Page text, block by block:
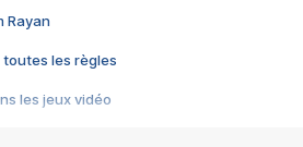
Rayan
toutes les règles
les jeux vidéo